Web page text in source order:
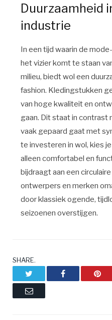
Duurzaamheid
industrie
In een tijd waarin de
het vizier komt te staan
milieu, biedt wol een
fashion. Kledingstukken
van hoge kwaliteit en
gaan. Dit staat in
vaak gepaard gaat met
te investeren in wol, kies
alleen comfortabel en
bijdraagt aan een
ontwerpers en merken
door klassiek ogende,
seizoenen overstijgen.
SHARE.
Facebook
Email